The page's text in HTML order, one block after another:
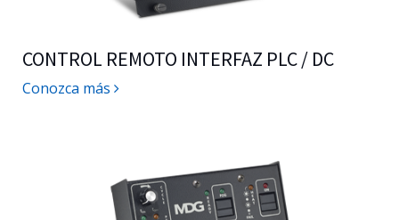
CONTROL REMOTO INTERFAZ PLC / DC
Conozca más